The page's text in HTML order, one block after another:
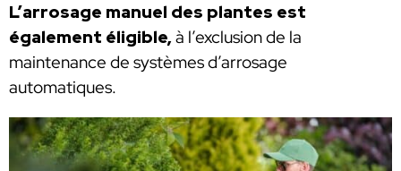
L’arrosage manuel des plantes est
également éligible,à l’exclusion de la
maintenance de systèmes d’arrosage
automatiques.